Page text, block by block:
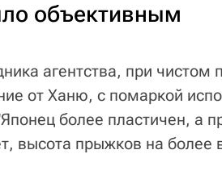
объективным
агентства, при чистом
от Ханю, с помаркой
более пластичен, а
высота прыжков на более